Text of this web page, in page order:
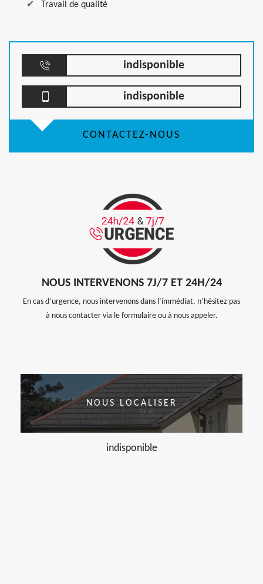
Travail de qualité
indisponible
indisponible
CONTACTEZ-NOUS
NOUS INTERVENONS 7J/7 ET 24H/24
En cas d’urgence, nous intervenons dans l’immédiat, n’hésitez pas
à nous contacter via le formulaire ou à nous appeler.
NOUS LOCALISER
indisponible